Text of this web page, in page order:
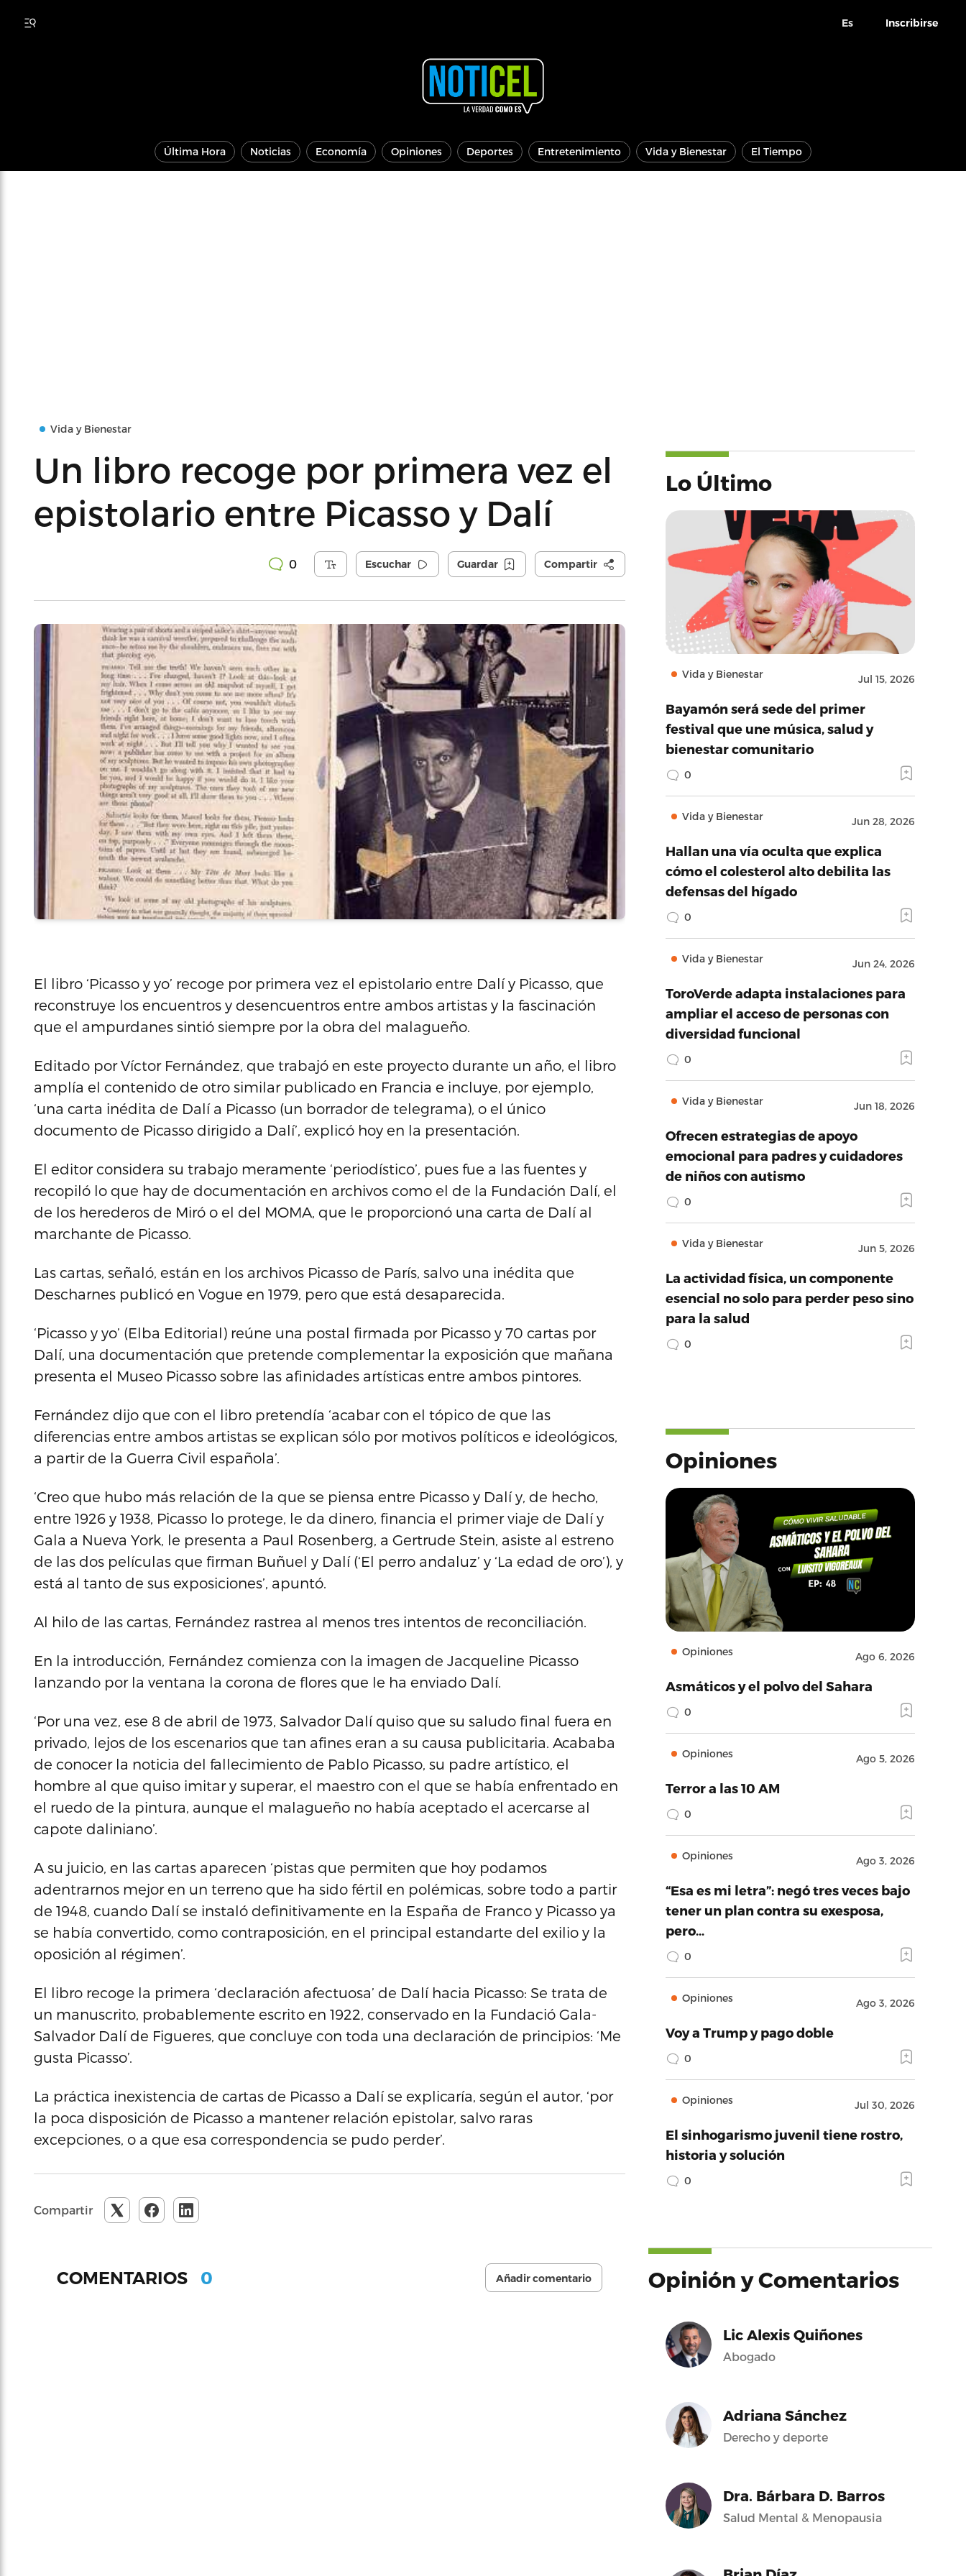
Es Inscribirse
Última Hora Noticias Economía Opiniones Deportes Entretenimiento Vida y Bienestar El Tiempo
Vida y Bienestar
Un libro recoge por primera vez el
epistolario entre Picasso y Dalí
0 Escuchar Guardar Compartir
El libro ‘Picasso y yo’ recoge por primera vez el epistolario entre Dalí y Picasso, que
reconstruye los encuentros y desencuentros entre ambos artistas y la fascinación
que el ampurdanes sintió siempre por la obra del malagueño.
Editado por Víctor Fernández, que trabajó en este proyecto durante un año, el libro
amplía el contenido de otro similar publicado en Francia e incluye, por ejemplo,
‘una carta inédita de Dalí a Picasso (un borrador de telegrama), o el único
documento de Picasso dirigido a Dalí’, explicó hoy en la presentación.
El editor considera su trabajo meramente ‘periodístico’, pues fue a las fuentes y
recopiló lo que hay de documentación en archivos como el de la Fundación Dalí, el
de los herederos de Miró o el del MOMA, que le proporcionó una carta de Dalí al
marchante de Picasso.
Las cartas, señaló, están en los archivos Picasso de París, salvo una inédita que
Descharnes publicó en Vogue en 1979, pero que está desaparecida.
‘Picasso y yo’ (Elba Editorial) reúne una postal firmada por Picasso y 70 cartas por
Dalí, una documentación que pretende complementar la exposición que mañana
presenta el Museo Picasso sobre las afinidades artísticas entre ambos pintores.
Fernández dijo que con el libro pretendía ‘acabar con el tópico de que las
diferencias entre ambos artistas se explican sólo por motivos políticos e ideológicos,
a partir de la Guerra Civil española’.
‘Creo que hubo más relación de la que se piensa entre Picasso y Dalí y, de hecho,
entre 1926 y 1938, Picasso lo protege, le da dinero, financia el primer viaje de Dalí y
Gala a Nueva York, le presenta a Paul Rosenberg, a Gertrude Stein, asiste al estreno
de las dos películas que firman Buñuel y Dalí (‘El perro andaluz’ y ‘La edad de oro’), y
está al tanto de sus exposiciones’, apuntó.
Al hilo de las cartas, Fernández rastrea al menos tres intentos de reconciliación.
En la introducción, Fernández comienza con la imagen de Jacqueline Picasso
lanzando por la ventana la corona de flores que le ha enviado Dalí.
‘Por una vez, ese 8 de abril de 1973, Salvador Dalí quiso que su saludo final fuera en
privado, lejos de los escenarios que tan afines eran a su causa publicitaria. Acababa
de conocer la noticia del fallecimiento de Pablo Picasso, su padre artístico, el
hombre al que quiso imitar y superar, el maestro con el que se había enfrentado en
el ruedo de la pintura, aunque el malagueño no había aceptado el acercarse al
capote daliniano’.
A su juicio, en las cartas aparecen ‘pistas que permiten que hoy podamos
adentrarnos mejor en un terreno que ha sido fértil en polémicas, sobre todo a partir
de 1948, cuando Dalí se instaló definitivamente en la España de Franco y Picasso ya
se había convertido, como contraposición, en el principal estandarte del exilio y la
oposición al régimen’.
El libro recoge la primera ‘declaración afectuosa’ de Dalí hacia Picasso: Se trata de
un manuscrito, probablemente escrito en 1922, conservado en la Fundació Gala-
Salvador Dalí de Figueres, que concluye con toda una declaración de principios: ‘Me
gusta Picasso’.
La práctica inexistencia de cartas de Picasso a Dalí se explicaría, según el autor, ‘por
la poca disposición de Picasso a mantener relación epistolar, salvo raras
excepciones, o a que esa correspondencia se pudo perder’.
Compartir
COMENTARIOS 0 Añadir comentario
Lo Último
Vida y Bienestar Jul 15, 2026
Bayamón será sede del primer
festival que une música, salud y
bienestar comunitario
0
Vida y Bienestar Jun 28, 2026
Hallan una vía oculta que explica
cómo el colesterol alto debilita las
defensas del hígado
0
Vida y Bienestar Jun 24, 2026
ToroVerde adapta instalaciones para
ampliar el acceso de personas con
diversidad funcional
0
Vida y Bienestar Jun 18, 2026
Ofrecen estrategias de apoyo
emocional para padres y cuidadores
de niños con autismo
0
Vida y Bienestar Jun 5, 2026
La actividad física, un componente
esencial no solo para perder peso sino
para la salud
0
Opiniones
Opiniones Ago 6, 2026
Asmáticos y el polvo del Sahara
0
Opiniones Ago 5, 2026
Terror a las 10 AM
0
Opiniones Ago 3, 2026
“Esa es mi letra”: negó tres veces bajo
tener un plan contra su exesposa,
pero…
0
Opiniones Ago 3, 2026
Voy a Trump y pago doble
0
Opiniones Jul 30, 2026
El sinhogarismo juvenil tiene rostro,
historia y solución
0
Opinión y Comentarios
Lic Alexis Quiñones
Abogado
Adriana Sánchez
Derecho y deporte
Dra. Bárbara D. Barros
Salud Mental & Menopausia